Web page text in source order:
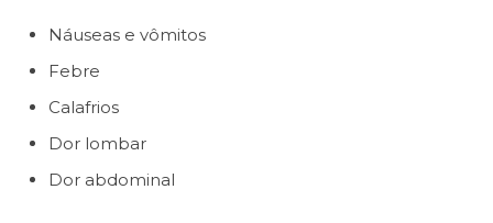
Náuseas e vômitos
Febre
Calafrios
Dor lombar
Dor abdominal